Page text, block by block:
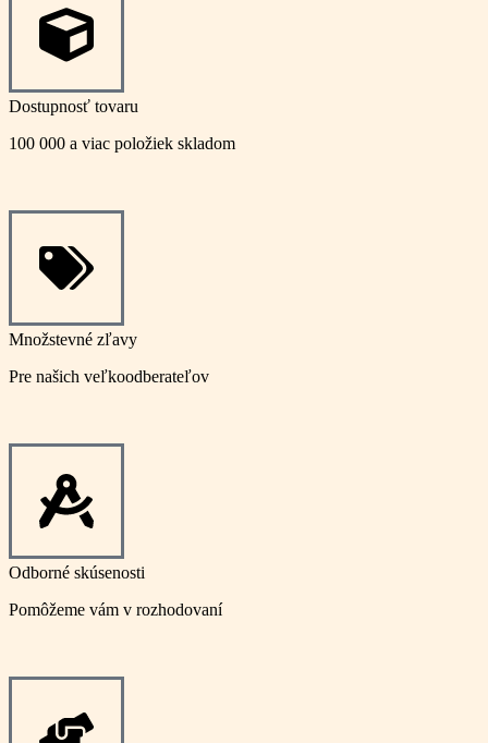
Dostupnosť tovaru
100 000 a viac položiek skladom
Množstevné zľavy
Pre našich veľkoodberateľov
Odborné skúsenosti
Pomôžeme vám v rozhodovaní